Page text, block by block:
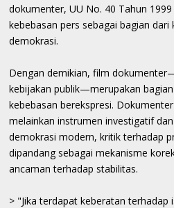
dokumenter, UU No. 40 Tahun
kebebasan pers sebagai bagian
demokrasi.
Dengan demikian, film
kebijakan publik—merupakan
kebebasan berekspresi.
melainkan instrumen investigatif
demokrasi modern, kritik terhadap
dipandang sebagai mekanisme
ancaman terhadap stabilitas.
> "Jika terdapat keberatan terhadap